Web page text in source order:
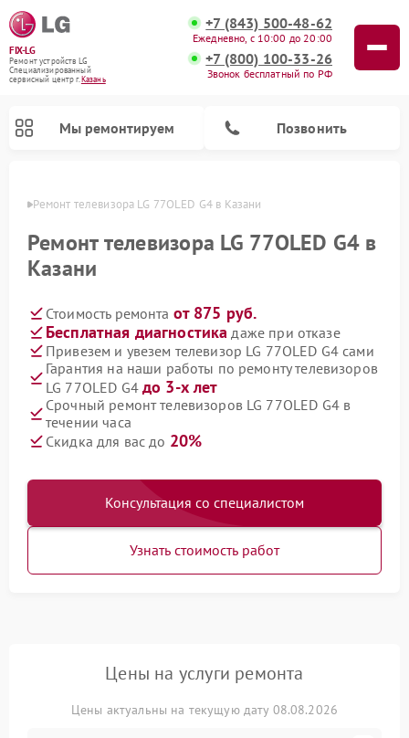
FIX-LG
Ремонт устройств LG
Специализированный
cервисный центр г.Казань
+7 (843) 500-48-62
Ежедневно, с 10:00 до 20:00
+7 (800) 100-33-26
Звонок бесплатный по РФ
Мы ремонтируем Позвонить
Ремонт телевизора LG 77OLED G4 в Казани
Ремонт телевизора LG 77OLED G4 в
Казани
Стоимость ремонта от 875 руб.
Бесплатная диагностика даже при отказе
Привезем и увезем телевизор LG 77OLED G4 сами
Гарантия на наши работы по ремонту телевизоров
LG 77OLED G4 до 3-х лет
Срочный ремонт телевизоров LG 77OLED G4 в
течении часа
Скидка для вас до 20%
Консультация со специалистом
Узнать стоимость работ
Цены на услуги ремонта
Цены актуальны на текущую дату 08.08.2026